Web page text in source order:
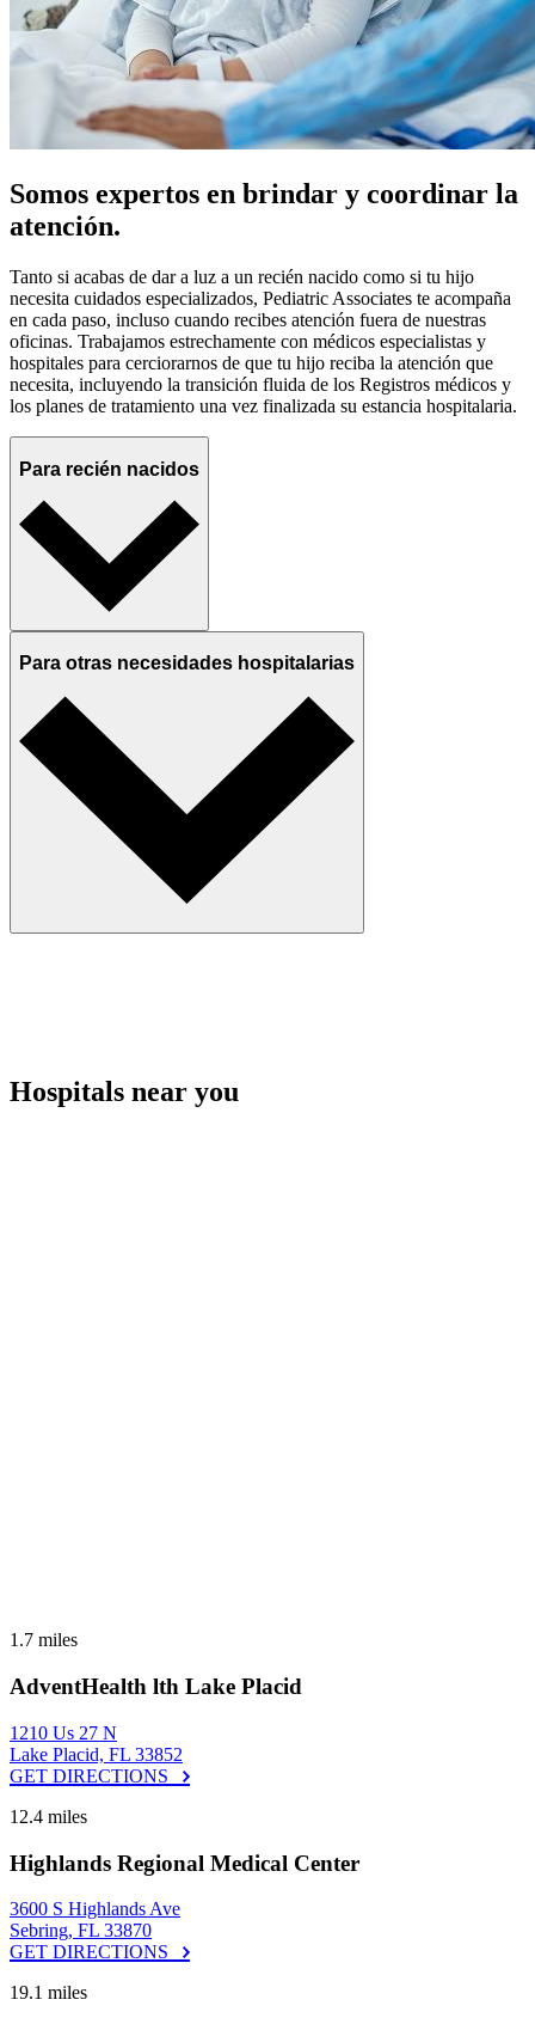
Somos expertos en brindar y coordinar la
atención.
Tanto si acabas de dar a luz a un recién nacido como si tu hijo
necesita cuidados especializados, Pediatric Associates te acompaña
en cada paso, incluso cuando recibes atención fuera de nuestras
oficinas. Trabajamos estrechamente con médicos especialistas y
hospitales para cerciorarnos de que tu hijo reciba la atención que
necesita, incluyendo la transición fluida de los Registros médicos y
los planes de tratamiento una vez finalizada su estancia hospitalaria.
Para recién nacidos
Para otras necesidades hospitalarias
Hospitals near you
1.7 miles
AdventHealth lth Lake Placid
1210 Us 27 N
Lake Placid, FL 33852
GET DIRECTIONS
12.4 miles
Highlands Regional Medical Center
3600 S Highlands Ave
Sebring, FL 33870
GET DIRECTIONS
19.1 miles